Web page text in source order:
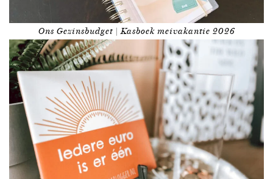
Ons Gezinsbudget | Kasboek meivakantie 2026